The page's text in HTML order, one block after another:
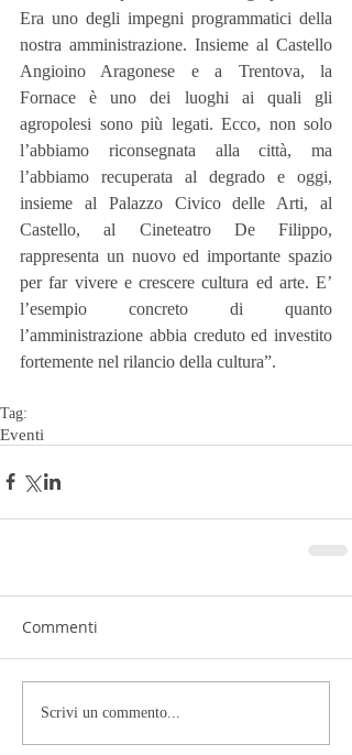
Era uno degli impegni programmatici della
nostra amministrazione. Insieme al Castello
Angioino Aragonese e a Trentova, la
Fornace è uno dei luoghi ai quali gli
agropolesi sono più legati. Ecco, non solo
l’abbiamo riconsegnata alla città, ma
l’abbiamo recuperata al degrado e oggi,
insieme al Palazzo Civico delle Arti, al
Castello, al Cineteatro De Filippo,
rappresenta un nuovo ed importante spazio
per far vivere e crescere cultura ed arte. E’
l’esempio concreto di quanto
l’amministrazione abbia creduto ed investito
fortemente nel rilancio della cultura”.
Tag:
Eventi
Commenti
Scrivi un commento...